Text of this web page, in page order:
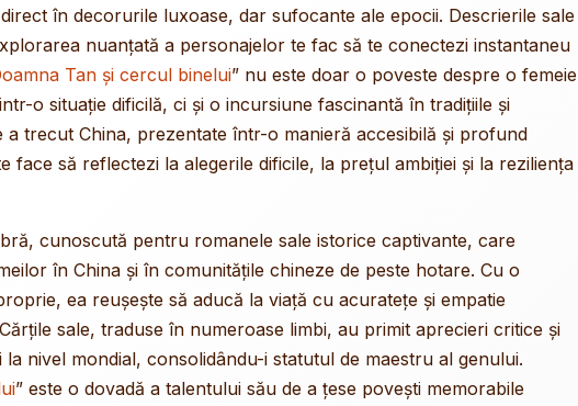
în decorurile luxoase, dar sufocante ale epocii. Descrierile sale
nuanțată a personajelor te fac să te conectezi instantaneu
Tan și cercul binelui” nu este doar o poveste despre o femeie
o situație dificilă, ci și o incursiune fascinantă în tradițiile și
a trecut China, prezentate într-o manieră accesibilă și profund
face să reflectezi la alegerile dificile, la prețul ambiției și la reziliența
cunoscută pentru romanele sale istorice captivante, care
în China și în comunitățile chineze de peste hotare. Cu o
ea reușește să aducă la viață cu acuratețe și empatie
sale, traduse în numeroase limbi, au primit aprecieri critice și
nivel mondial, consolidându-i statutul de maestru al genului.
” este o dovadă a talentului său de a țese povești memorabile